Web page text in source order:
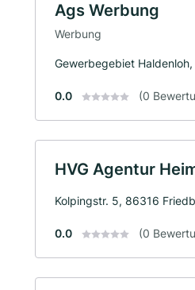
Ags Werbung
Werbung
Gewerbegebiet
0.0 (0
HVG Agentur
Kolpingstr. 5, 86316
0.0 (0